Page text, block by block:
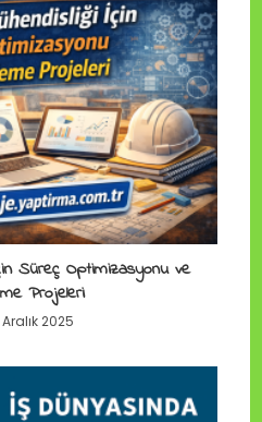
Süreç Optimizasyonu ve
Projeleri
2025